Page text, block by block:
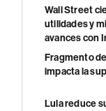
Wall Street
utilidades y
avances con
Fragmento
impacta la
Lula reduce